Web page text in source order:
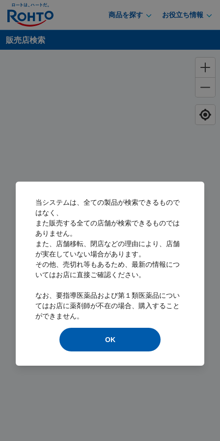
商品を探す お役立ち情報
販売店検索
Loading...
当システムは、全ての製品が検索できるもので
はなく、
また販売する全ての店舗が検索できるものでは
ありません。
また、店舗移転、閉店などの理由により、店舗
が実在していない場合があります。
その他、売切れ等もあるため、最新の情報につ
いてはお店に直接ご確認ください。
なお、要指導医薬品および第１類医薬品につい
てはお店に薬剤師が不在の場合、購入すること
ができません。
OK